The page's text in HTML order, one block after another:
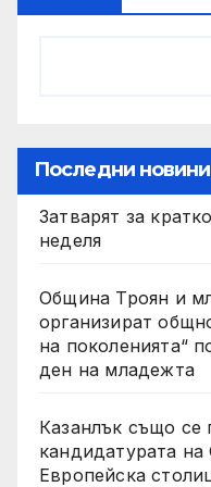
Последни новини
Затварят за
неделя
Община Троян и
организират
на поколенията“
ден на младежта
Казанлък също се
кандидатурата на
Европейска